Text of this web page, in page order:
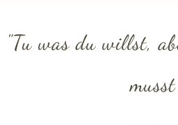
"Tu was du willst,